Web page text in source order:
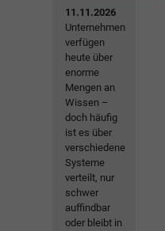
11.11.2026
Unternehmen
verfügen
heute über
enorme
Mengen an
Wissen –
doch häufig
ist es über
verschiedene
Systeme
verteilt, nur
schwer
auffindbar
oder bleibt in